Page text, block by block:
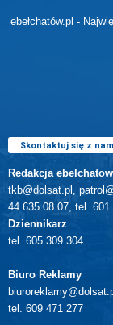
ebełchatów.pl -
Skontaktuj się z
Redakcja
tkb@dolsat.pl,
44 635 08 07, tel. 601
Dziennikarz
tel. 605 309 304
Biuro Reklamy
tel. 609 471 277